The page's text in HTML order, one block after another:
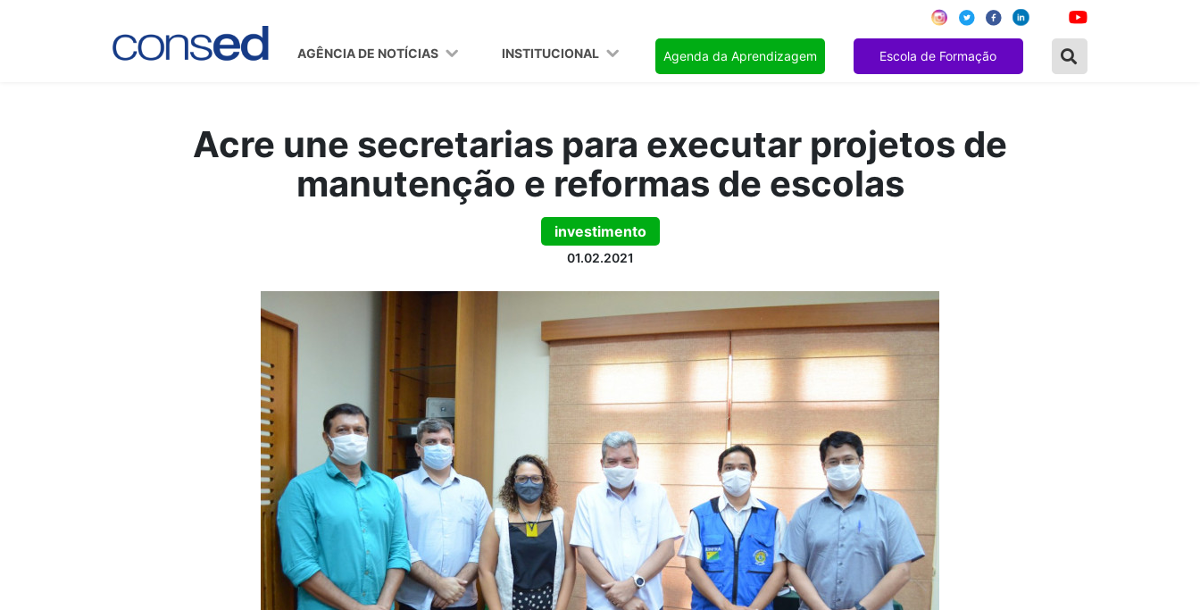
AGÊNCIA DE NOTÍCIAS INSTITUCIONAL Agenda da Aprendizagem Escola de Formação
Acre une secretarias para executar projetos de
manutenção e reformas de escolas
investimento
01.02.2021